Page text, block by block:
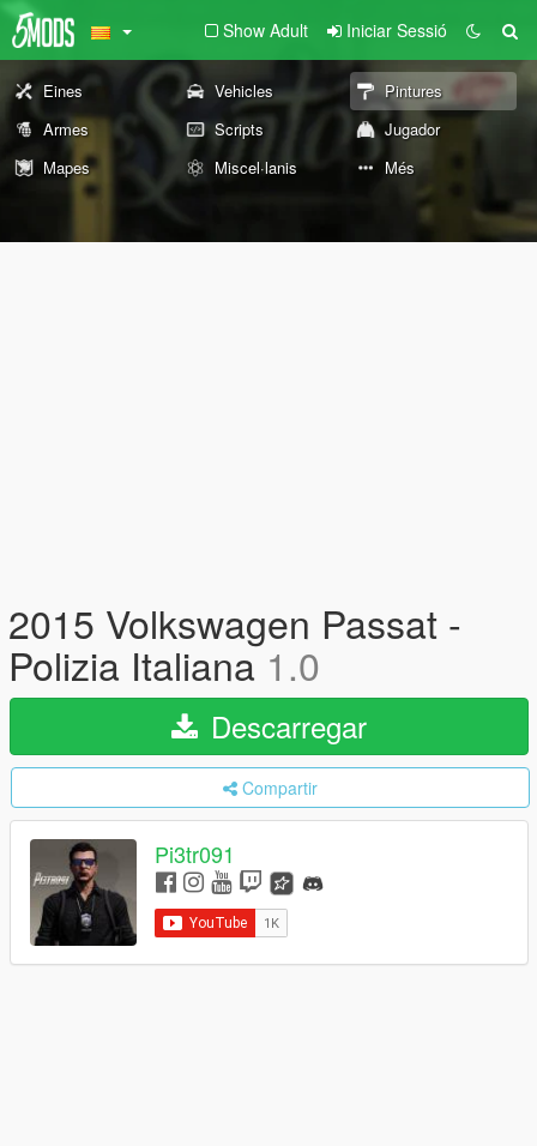
Show Adult Iniciar Sessió
Eines Vehicles
Pintures
Armes
Scripts
Jugador
Mapes
Miscel·lanis Més
2015 Volkswagen Passat -
Polizia Italiana1.0
Descarregar
Compartir
Pi3tr091